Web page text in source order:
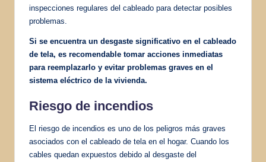
inspecciones regulares del cableado para detectar posibles
problemas.
Si se encuentra un desgaste significativo en el cableado
de tela, es recomendable tomar acciones inmediatas
para reemplazarlo y evitar problemas graves en el
sistema eléctrico de la vivienda.
Riesgo de incendios
El riesgo de incendios es uno de los peligros más graves
asociados con el cableado de tela en el hogar. Cuando los
cables quedan expuestos debido al desgaste del